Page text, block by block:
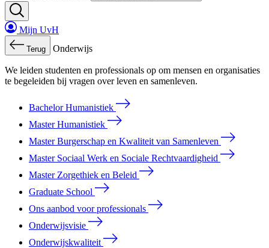
Mijn UvH
Terug Onderwijs
We leiden studenten en professionals op om mensen en organisaties
te begeleiden bij vragen over leven en samenleven.
Bachelor Humanistiek
Master Humanistiek
Master Burgerschap en Kwaliteit van Samenleven
Master Sociaal Werk en Sociale Rechtvaardigheid
Master Zorgethiek en Beleid
Graduate School
Ons aanbod voor professionals
Onderwijsvisie
Onderwijskwaliteit